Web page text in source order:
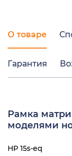
О товаре
Гарантия
Рамка
моделями
HP 15s-eq